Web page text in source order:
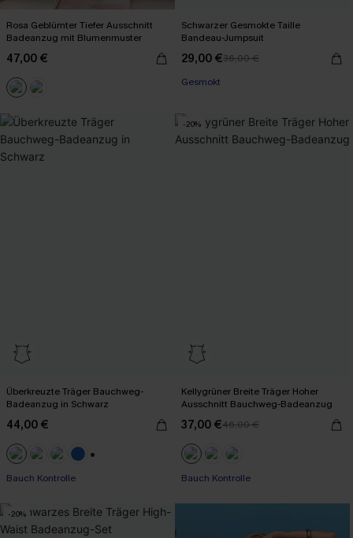
Rosa Geblümter Tiefer Ausschnitt
Badeanzug mit Blumenmuster
47,00 €
Schwarzer Gesmokte Taille
Bandeau-Jumpsuit
29,00 €36,00 €
Gesmokt
Überkreuzte Träger Bauchweg-
Badeanzug in Schwarz
44,00 €
Bauch Kontrolle
-20%
Kellygrüner Breite Träger Hoher
Ausschnitt Bauchweg-Badeanzug
37,00 €46,00 €
Bauch Kontrolle
-20%